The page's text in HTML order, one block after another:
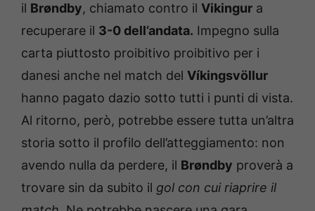
il Brøndby, chiamato contro il Vikingur a
recuperare il 3-0 dell’andata. Impegno sulla
carta piuttosto proibitivo proibitivo per i
danesi anche nel match del Víkingsvöllur
hanno pagato dazio sotto tutti i punti di vista.
Al ritorno, però, potrebbe essere tutta un’altra
storia sotto il profilo dell’atteggiamento: non
avendo nulla da perdere, il Brøndby proverà a
trovare sin da subito il gol con cui riaprire il